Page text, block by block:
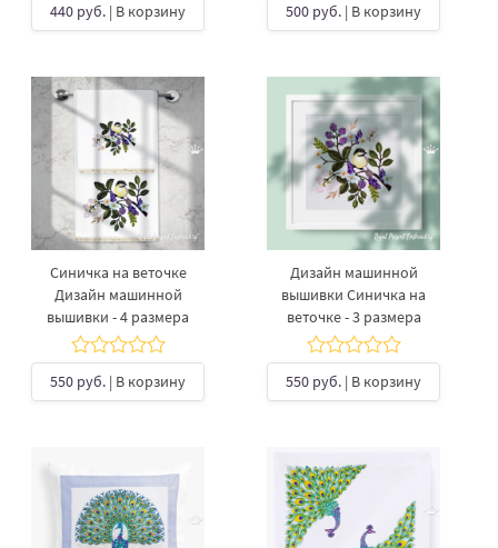
440 руб. | В корзину 500 руб. | В корзину
Синичка на веточке
Дизайн машинной
вышивки - 4 размера
550 руб. | В корзину
Дизайн машинной
вышивки Синичка на
веточке - 3 размера
550 руб. | В корзину